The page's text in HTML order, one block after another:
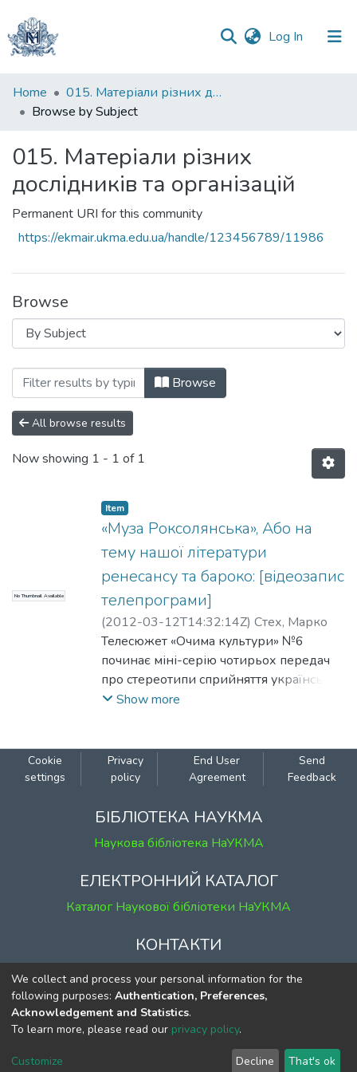
Log In (current)
Communities
&
All of DSpace
Home
015. Матеріали різних дослідників та організацій
Browse by Subject
015. Матеріали різних
дослідників та організацій
Permanent URI for this community
https://ekmair.ukma.edu.ua/handle/123456789/11986
Browse
Browsing 015. Матеріали різних
Browse
All browse results
Now showing 1 - 1 of 1
No Thumbnail Available
Item
«Муза Роксолянська», Або на
тему нашої літератури
ренесансу та бароко: [відеозапис
телепрограми]
(2012-03-12T14:32:14Z) Стех, Марко
Телесюжет «Очима культури» №6
починає міні-серію чотирьох передач
про стереотипи сприйняття української
літературної класики та потребу їхнього
практично невідомій більшості
українців нашій літературі ХVІ до ХVІІІ
пов’язана із телесюжетом попередньої
розповідає про написане ним двотомне
дослідження приблизно 80 українських
літераторів того часу
Show more
Cookie
settings
Privacy
policy
End User
Agreement
Send
Feedback
БІБЛІОТЕКА НАУКМА
Наукова бібліотека НаУКМА
ЕЛЕКТРОННИЙ КАТАЛОГ
Каталог Наукової бібліотеки НаУКМА
КОНТАКТИ
м. Київ, вул. Григорія Сковороди, 2
к. 1, к. 120
тел. (044) 463-69-31
ekmair@ukma.edu.ua
We collect and process your personal information for the
following purposes: Authentication, Preferences,
Acknowledgement and Statistics.
To learn more, please read our privacy policy.
Customize Decline That's ok